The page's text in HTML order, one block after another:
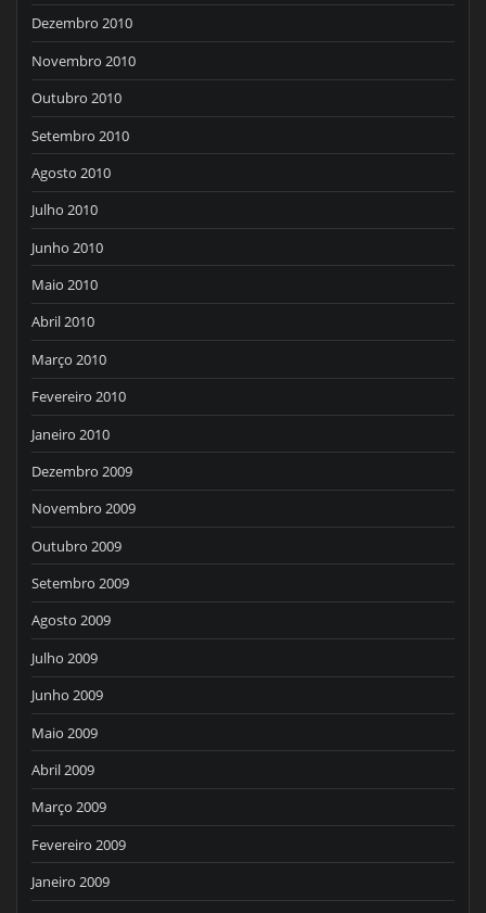
Dezembro 2010
Novembro 2010
Outubro 2010
Setembro 2010
Agosto 2010
Julho 2010
Junho 2010
Maio 2010
Abril 2010
Março 2010
Fevereiro 2010
Janeiro 2010
Dezembro 2009
Novembro 2009
Outubro 2009
Setembro 2009
Agosto 2009
Julho 2009
Junho 2009
Maio 2009
Abril 2009
Março 2009
Fevereiro 2009
Janeiro 2009